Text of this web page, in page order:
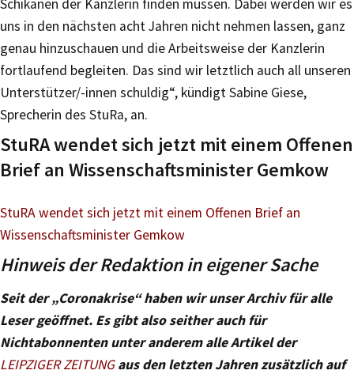
Schikanen der Kanzlerin finden müssen. Dabei werden wir es
uns in den nächsten acht Jahren nicht nehmen lassen, ganz
genau hinzuschauen und die Arbeitsweise der Kanzlerin
fortlaufend begleiten. Das sind wir letztlich auch all unseren
Unterstützer/-innen schuldig“, kündigt Sabine Giese,
Sprecherin des StuRa, an.
StuRA wendet sich jetzt mit einem Offenen
Brief an Wissenschaftsminister Gemkow
StuRA wendet sich jetzt mit einem Offenen Brief an
Wissenschaftsminister Gemkow
Hinweis der Redaktion in eigener Sache
Seit der „Coronakrise“ haben wir unser Archiv für alle
Leser geöffnet. Es gibt also seither auch für
Nichtabonnenten unter anderem alle Artikel der
LEIPZIGER ZEITUNGaus den letzten Jahren zusätzlich auf